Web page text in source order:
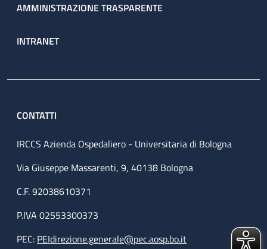
AMMINISTRAZIONE TRASPARENTE
INTRANET
CONTATTI
IRCCS Azienda Ospedaliero - Universitaria di Bologna
Via Giuseppe Massarenti, 9, 40138 Bologna
C.F. 92038610371
P.IVA 02553300373
PEC: PEIdirezione.generale@pec.aosp.bo.it